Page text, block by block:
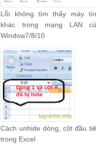
Lỗi không tìm thấy máy
khác trong mạng LAN
Window7/8/10
Cách unhide dòng, cột đầu
trong Excel